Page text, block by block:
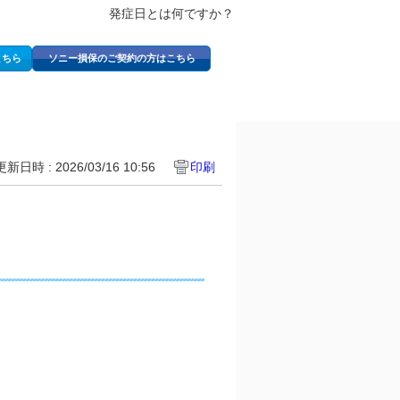
発症日とは何ですか？
ら ソニー損保のご契約の方はこちら
新日時 : 2026/03/16 10:56 印刷